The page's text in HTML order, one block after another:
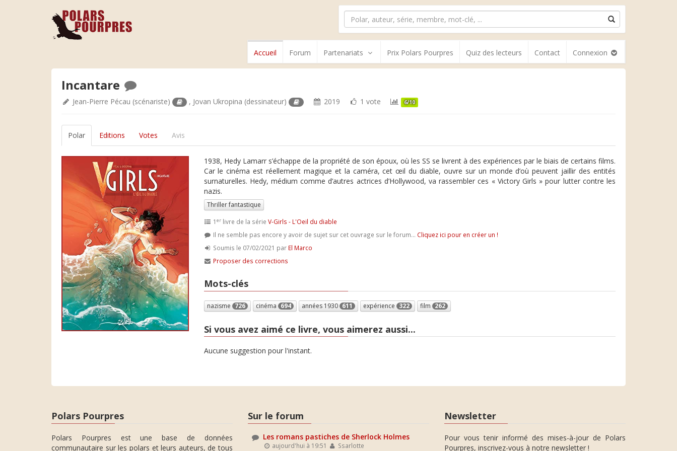
Accueil Forum Partenariats Prix Polars Pourpres Quiz des lecteurs Contact Connexion
Incantare
Jean-Pierre Pécau (scénariste) , Jovan Ukropina (dessinateur) 2019 1 vote 6/10
Polar Editions Votes Avis
1938, Hedy Lamarr s’échappe de la propriété de son époux, où les SS se livrent à des expériences par le biais de certains films.
Car le cinéma est réellement magique et la caméra, cet œil du diable, ouvre sur un monde d’où peuvent jaillir des entités
surnaturelles. Hedy, médium comme d’autres actrices d’Hollywood, va rassembler ces « Victory Girls » pour lutter contre les
nazis.
Thriller fantastique
1 erlivre de la série V-Girls - L'Oeil du diable
Il ne semble pas encore y avoir de sujet sur cet ouvrage sur le forum... Cliquez ici pour en créer un !
Soumis le 07/02/2021 par El Marco
Proposer des corrections
Mots-clés
nazisme 726 cinéma 694 années 1930 611 expérience 322 film 262
Si vous avez aimé ce livre, vous aimerez aussi...
Aucune suggestion pour l'instant.
Polars Pourpres
Polars Pourpres est une base de données
communautaire sur les polars et leurs auteurs, de tous
Sur le forum
Les romans pastiches de Sherlock Holmes
aujourd'hui à 19:51 Ssarlotte
Newsletter
Pour vous tenir informé des mises-à-jour de Polars
Pourpres, inscrivez-vous à notre newsletter !